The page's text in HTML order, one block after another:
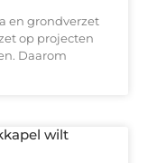
en grondverzet
op projecten
Daarom
wilt